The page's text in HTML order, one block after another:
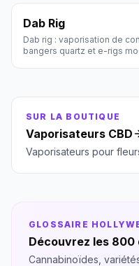
Dab Rig
Dab rig : vaporisation de
bangers quartz et e-rigs
SUR LA BOUTIQUE
Vaporisateurs CBD
Vaporisateurs pour
GLOSSAIRE
Découvrez les 800
Cannabinoïdes,